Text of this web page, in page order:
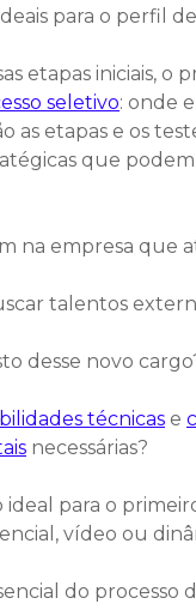
para o perfil
etapas iniciais, o
seletivo: onde
as etapas e os
que podem
na empresa que
talentos
desse novo
técnicas e
necessárias?
para o
vídeo ou
do processo